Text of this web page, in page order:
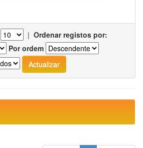
| Ordenar registos por:
Por ordem